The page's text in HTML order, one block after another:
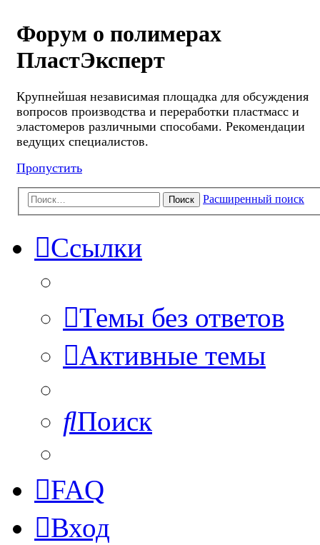
Форум о полимерах
ПластЭксперт
Крупнейшая независимая площадка для обсуждения
вопросов производства и переработки пластмасс и
эластомеров различными способами. Рекомендации
ведущих специалистов.
Пропустить
Поиск Расширенный поиск
Ссылки
Темы без ответов
Активные темы
Поиск
FAQ
Вход